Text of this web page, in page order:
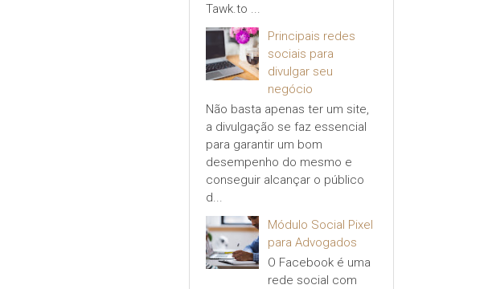
Tawk.to ...
Principais redes
sociais para
divulgar seu
negócio
Não basta apenas ter um site,
a divulgação se faz essencial
para garantir um bom
desempenho do mesmo e
conseguir alcançar o público
d...
Módulo Social Pixel
para Advogados
O Facebook é uma
rede social com